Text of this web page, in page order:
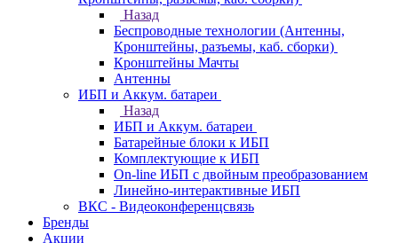
Назад
Беспроводные технологии (Антенны,
Кронштейны, разъемы, каб. сборки)
Кронштейны Мачты
Антенны
ИБП и Аккум. батареи
Назад
ИБП и Аккум. батареи
Батарейные блоки к ИБП
Комплектующие к ИБП
On-line ИБП с двойным преобразованием
Линейно-интерактивные ИБП
ВКС - Видеоконференцсвязь
Бренды
Акции